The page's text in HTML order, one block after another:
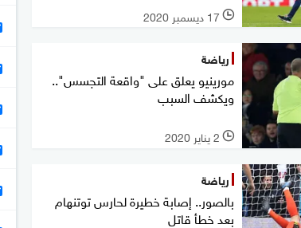
l 17 ديسمبر 2020
رياضة
مورينيو يعلق على "واقعة التجسس"..
ويكشف السبب
l 2 يناير 2020
رياضة
بالصور.. إصابة خطيرة لحارس توتنهام
بعد خطأ قاتل